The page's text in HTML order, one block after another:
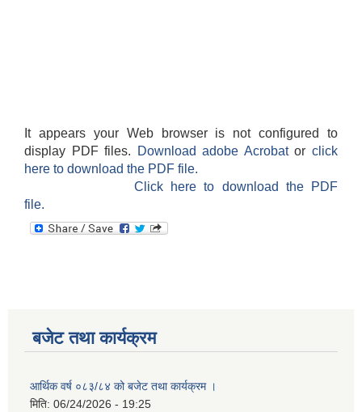
It appears your Web browser is not configured to
display PDF files.
Download adobe Acrobatorclick
here to download the PDF file.
Click here to download the PDF
file.
बजेट तथा कार्यक्रम
आर्थिक वर्ष ०८३/८४ को बजेट तथा कार्यक्रम ।
मिति: 06/24/2026 - 19:25